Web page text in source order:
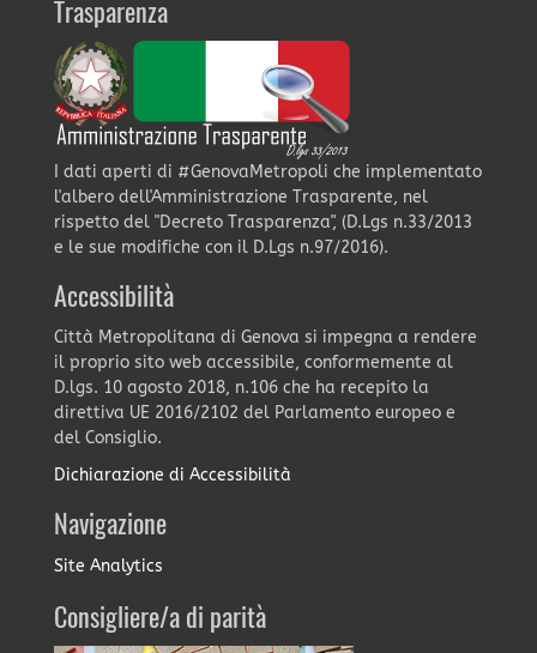
Trasparenza
I dati aperti di #GenovaMetropoli che implementato
l'albero dell'Amministrazione Trasparente, nel
rispetto del "Decreto Trasparenza", (D.Lgs n.33/2013
e le sue modifiche con il D.Lgs n.97/2016).
Accessibilità
Città Metropolitana di Genova si impegna a rendere
il proprio sito web accessibile, conformemente al
D.lgs. 10 agosto 2018, n.106 che ha recepito la
direttiva UE 2016/2102 del Parlamento europeo e
del Consiglio.
Dichiarazione di Accessibilità
Navigazione
Site Analytics
Consigliere/a di parità